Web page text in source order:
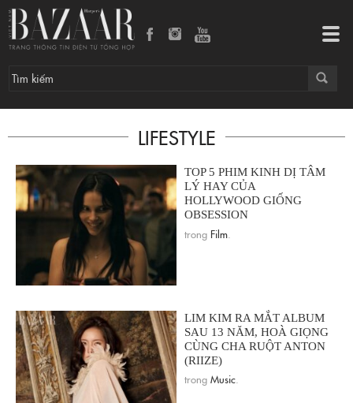
LIFESTYLE
TOP 5 PHIM KINH DỊ TÂM
LÝ HAY CỦA
HOLLYWOOD GIỐNG
OBSESSION
trong Film
LIM KIM RA MẮT ALBUM
SAU 13 NĂM, HOÀ GIỌNG
CÙNG CHA RUỘT ANTON
(RIIZE)
trong Music